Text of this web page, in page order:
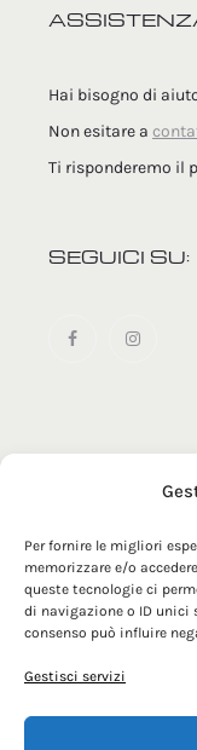
Per fornire le migliori
memorizzare e/o
queste tecnologie ci
di navigazione o ID unici
consenso può influire
Gestisci servizi
Hai bisogno di
Non esitare a
Ti risponderemo il
SEGUICI SU:
- 63900 - Fermo